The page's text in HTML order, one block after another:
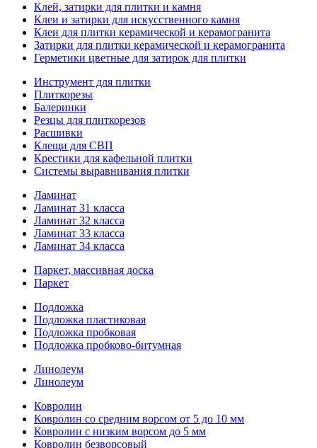
Клей, затирки для плитки и камня
Клеи и затирки для искусственного камня
Клеи для плитки керамической и керамогранита
Затирки для плитки керамической и керамогранита
Герметики цветные для затирок для плитки
Инструмент для плитки
Плиткорезы
Балеринки
Резцы для плиткорезов
Расшивки
Клещи для СВП
Крестики для кафельной плитки
Системы выравнивания плитки
Ламинат
Ламинат 31 класса
Ламинат 32 класса
Ламинат 33 класса
Ламинат 34 класса
Паркет, массивная доска
Паркет
Подложка
Подложка пластиковая
Подложка пробковая
Подложка пробково-битумная
Линолеум
Линолеум
Ковролин
Ковролин со средним ворсом от 5 до 10 мм
Ковролин с низким ворсом до 5 мм
Ковролин безворсовый